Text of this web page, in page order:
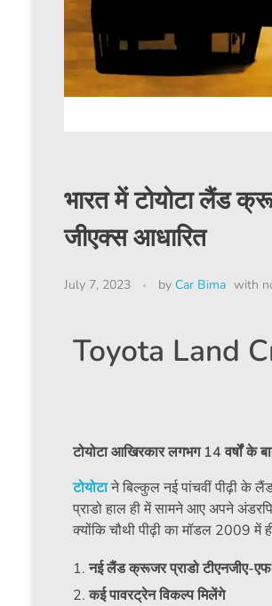
भारत में टोयोटा लैंड
जीएक्स आधारित
July 7, 2023 by Car Bima with
Toyota Land
टोयोटा आखिरकार लगभग 14 वर्षों के
टोयोटाने बिल्कुल नई पांचवीं पीढ़ी के
प्राडो हाल ही में सामने आए अपने
क्योंकि चौथी पीढ़ी का मॉडल 2009 में
नई लैंड क्रूजर प्राडो टीएनजीए-एफ
कई पावरट्रेन विकल्प मिलेंगे